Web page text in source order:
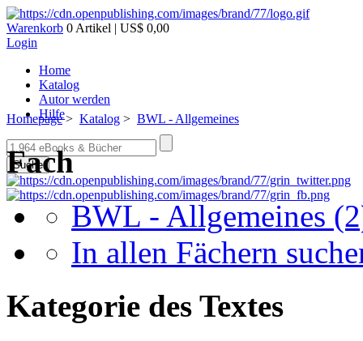
Warenkorb 0 Artikel | US$ 0,00
Login
Home
Katalog
Autor werden
Hilfe
Suche
Homepage> Katalog > BWL - Allgemeines
Fach
BWL - Allgemeines
In allen Fächern
Kategorie des Textes